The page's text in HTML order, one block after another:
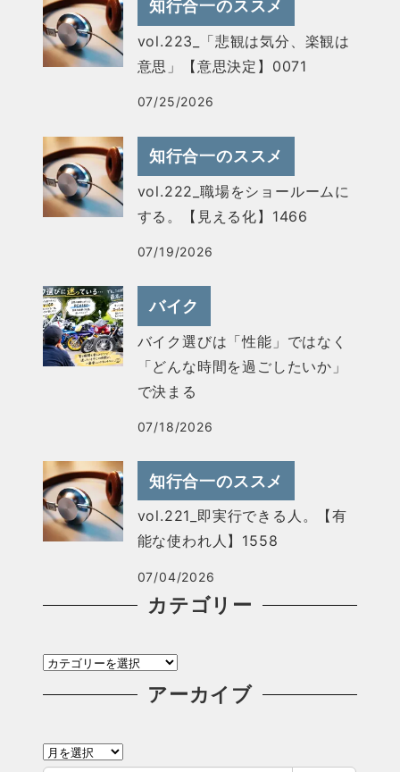
知行合一のススメ
vol.223_「悲観は気分、楽観は
意思」【意思決定】0071
07/25/2026
知行合一のススメ
vol.222_職場をショールームに
する。【見える化】1466
07/19/2026
バイク
バイク選びは「性能」ではなく
「どんな時間を過ごしたいか」
で決まる
07/18/2026
知行合一のススメ
vol.221_即実行できる人。【有
能な使われ人】1558
07/04/2026
カテゴリー
カ
テ
リ
アーカイブ
ア